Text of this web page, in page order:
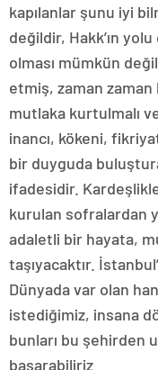
kapılanlar şunu iyi
değildir, Hakk’ın
olması mümkün
etmiş, zaman zaman
mutlaka kurtulmalı
inancı, kökeni,
bir duyguda
ifadesidir.
kurulan sofralardan
adaletli bir hayata,
taşıyacaktır.
Dünyada var olan
istediğimiz, insana
bunları bu şehirden
başarabiliriz.